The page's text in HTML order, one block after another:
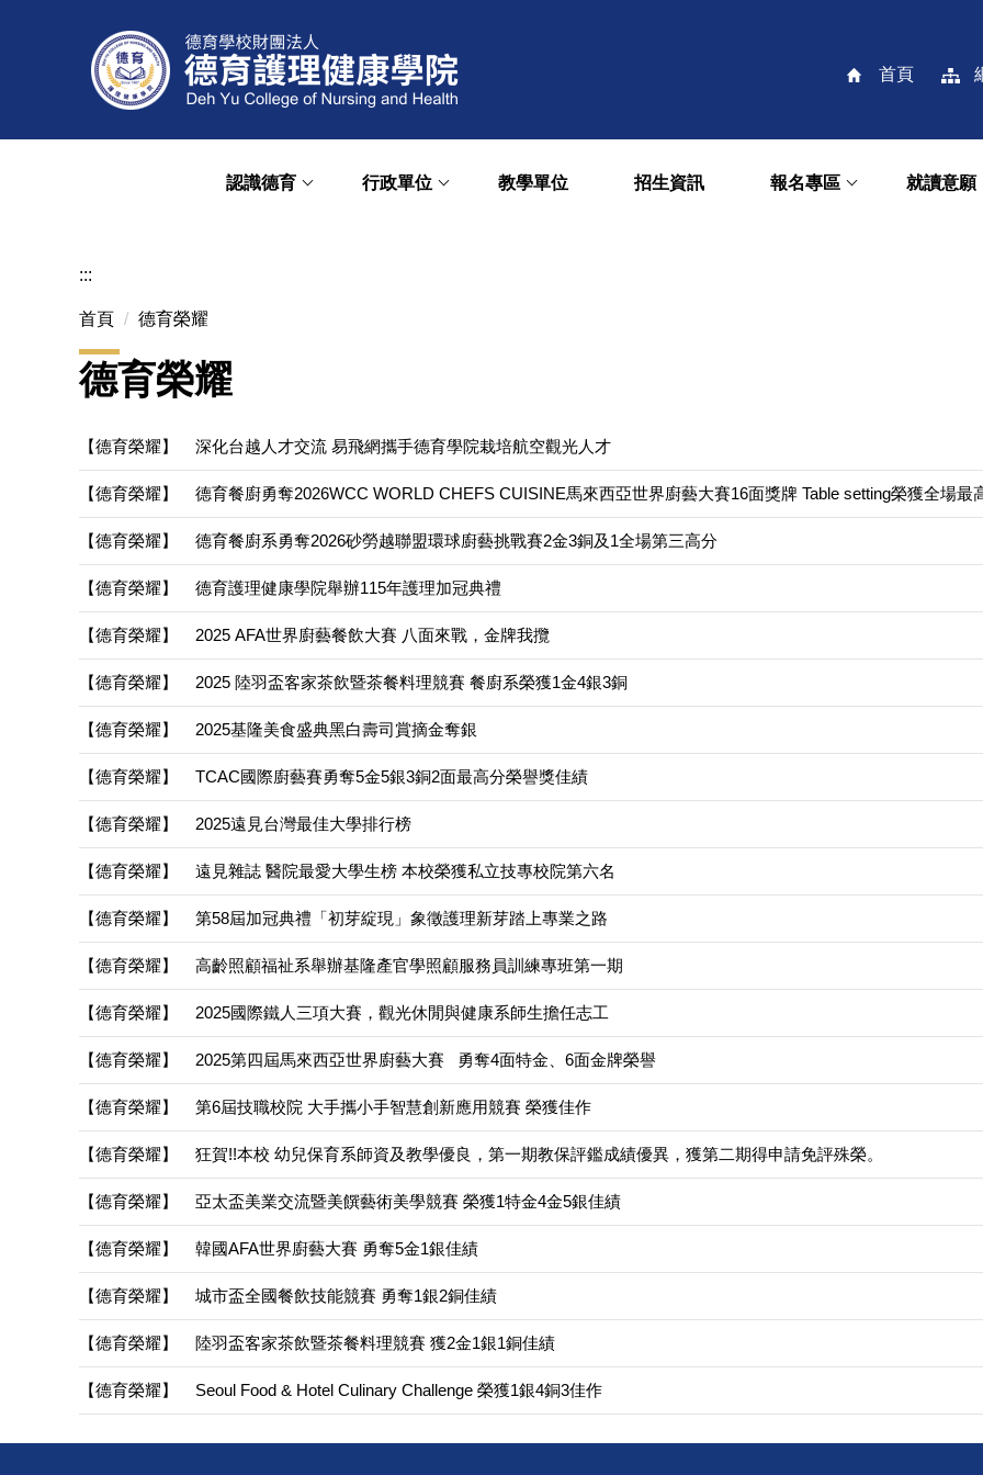
首頁
認識德育 行政單位 教學單位 招生資訊 報名專區 就讀意願
:::
首頁 德育榮耀
德育榮耀
【德育榮耀】 深化台越人才交流 易飛網攜手德育學院栽培航空觀光人才
【德育榮耀】 德育餐廚勇奪2026WCC WORLD CHEFS CUISINE馬來西亞世界廚藝大賽16面獎牌 Table setting榮獲全場最
【德育榮耀】 德育餐廚系勇奪2026砂勞越聯盟環球廚藝挑戰賽2金3銅及1全場第三高分
【德育榮耀】 德育護理健康學院舉辦115年護理加冠典禮
【德育榮耀】 2025 AFA世界廚藝餐飲大賽 八面來戰，金牌我攬
【德育榮耀】 2025 陸羽盃客家茶飲暨茶餐料理競賽 餐廚系榮獲1金4銀3銅
【德育榮耀】 2025基隆美食盛典黑白壽司賞摘金奪銀
【德育榮耀】 TCAC國際廚藝賽勇奪5金5銀3銅2面最高分榮譽獎佳績
【德育榮耀】 2025遠見台灣最佳大學排行榜
【德育榮耀】 遠見雜誌 醫院最愛大學生榜 本校榮獲私立技專校院第六名
【德育榮耀】 第58屆加冠典禮「初芽綻現」象徵護理新芽踏上專業之路
【德育榮耀】 高齡照顧福祉系舉辦基隆產官學照顧服務員訓練專班第一期
【德育榮耀】 2025國際鐵人三項大賽，觀光休閒與健康系師生擔任志工
【德育榮耀】 2025第四屆馬來西亞世界廚藝大賽 勇奪4面特金、6面金牌榮譽
【德育榮耀】 第6屆技職校院 大手攜小手智慧創新應用競賽 榮獲佳作
【德育榮耀】 狂賀!!本校 幼兒保育系師資及教學優良，第一期教保評鑑成績優異，獲第二期得申請免評殊榮。
【德育榮耀】 亞太盃美業交流暨美饌藝術美學競賽 榮獲1特金4金5銀佳績
【德育榮耀】 韓國AFA世界廚藝大賽 勇奪5金1銀佳績
【德育榮耀】 城市盃全國餐飲技能競賽 勇奪1銀2銅佳績
【德育榮耀】 陸羽盃客家茶飲暨茶餐料理競賽 獲2金1銀1銅佳績
【德育榮耀】 Seoul Food & Hotel Culinary Challenge 榮獲1銀4銅3佳作